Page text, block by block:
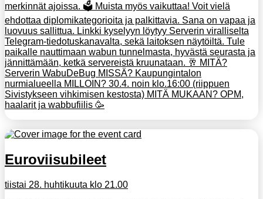
merkinnät ajoissa. 🗳️ Muista myös vaikuttaa! Voit vielä
ehdottaa diplomikategorioita ja palkittavia. Sana on vapaa ja
luovuus sallittua. Linkki kyselyyn löytyy Serverin viralliselta
Telegram-tiedotuskanavalta, sekä laitoksen näytöiltä. Tule
paikalle nauttimaan wabun tunnelmasta, hyvästä seurasta ja
jännittämään, ketkä servereistä kruunataan. 🥂 MITÄ?
Serverin WabuDeBug MISSÄ? Kaupungintalon
nurmialueella MILLOIN? 30.4. noin klo.16:00 (riippuen
Sivistykseen vihkimisen kestosta) MITÄ MUKAAN? OPM,
haalarit ja wabbufiilis 🥳
Euroviisubileet
tiistai 28. huhtikuuta klo 21.00